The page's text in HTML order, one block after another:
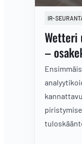
IR-
Wetteri
–